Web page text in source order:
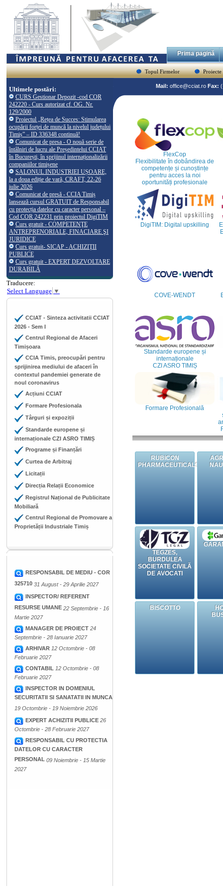
Prima pagină
Topul Firmelor Proiecte
Ultimele postări:
CURS Gestionar Depozit -cod COR
242220 - Curs autorizat cf. OG. Nr.
129/2000
Proiectul „Rețea de Succes: Stimularea
ocupării forței de muncă la nivelul județului
Timiș” – ID 336348 continuă!
Comunicat de presa - O nouă serie de
întâlniri de lucru ale Președintelui CCIAT
în București, în sprijinul internaționalizării
companiilor timișene
SALONUL INDUSTRIEI UȘOARE,
la a doua ediție de vară, CRAFT, 22-26
iulie 2026
Comunicat de presă - CCIA Timiș
lansează cursul GRATUIT de Responsabil
cu protecția datelor cu caracter personal –
Cod COR 242231 prin proiectul DigiTIM
Curs gratuit - COMPETENŢE
ANTREPRENORIALE, FINACIARE ŞI
JURIDICE
Curs gratuit- SICAP - ACHIZIŢII
PUBLICE
Curs gratuit - EXPERT DEZVOLTARE
DURABILĂ
Traducere:
Select Language ▼
CCIAT - Sinteza activitatii CCIAT
2026 - Sem I
Centrul Regional de Afaceri
Timișoara
CCIA Timis, preocupări pentru
sprijinirea mediului de afaceri în
contextul pandemiei generate de
noul coronavirus
Acțiuni CCIAT
Formare Profesionala
Târguri și expoziții
Standarde europene și
internaționale CZI ASRO TIMIȘ
Programe și Finanțări
Curtea de Arbitraj
Licitații
Direcția Relații Economice
Registrul Național de Publicitate
Mobiliară
Centrul Regional de Promovare a
Proprietății Industriale Timiș
RESPONSABIL DE MEDIU - COR
325710 31 August - 29 Aprilie 2027
INSPECTOR/ REFERENT
RESURSE UMANE 22 Septembrie - 16
Martie 2027
MANAGER DE PROIECT 24
Septembrie - 28 Ianuarie 2027
ARHIVAR 12 Octombrie - 08
Februarie 2027
CONTABIL 12 Octombrie - 08
Februarie 2027
INSPECTOR IN DOMENIUL
SECURITATII SI SANATATII IN MUNCA
19 Octombrie - 19 Noiembrie 2026
EXPERT ACHIZITII PUBLICE 26
Octombrie - 28 Februarie 2027
RESPONSABIL CU PROTECTIA
DATELOR CU CARACTER
PERSONAL 09 Noiembrie - 15 Martie
2027
Mail: office@cciat.ro Fax:
FlexCop
Flexibilitate în dobândirea de
competențe și cunoștințe
pentru acces la noi
oportunități profesionale
DigiTIM: Digital upskilling
COVE-WENDT
Standarde europene și
internaționale
CZI ASRO TIMIȘ
Formare Profesională
RUBICON
PHARMACEUTICALS
TEGZES,
BURDULEA
SOCIETATE CIVILĂ
DE AVOCATI
BISCOTTO